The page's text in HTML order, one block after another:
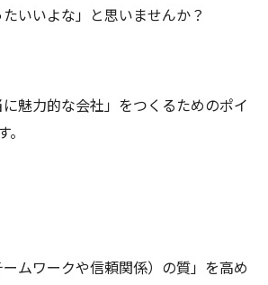
たいいよな」と思いませんか？
魅力的な会社」をつくるためのポイ
ムワークや信頼関係）の質」を高め